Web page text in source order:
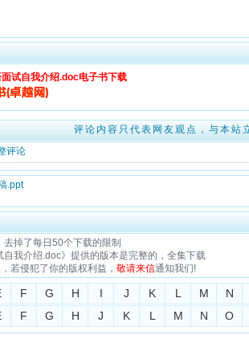
试自我介绍.doc电子书下载
评论内容只代表网友观点，与本站
评论
.ppt
掉了每日50个下载的限制
我介绍.doc》提供的版本是完整的，全集下载
若侵犯了你的版权利益， 敬请来信通知我们!
F G H I J K L M N
F G H J K L M N O